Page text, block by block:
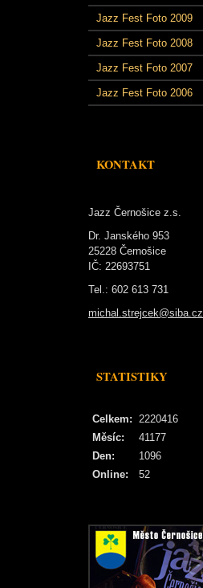
Jazz Fest Foto 2009
Jazz Fest Foto 2008
Jazz Fest Foto 2007
Jazz Fest Foto 2006
KONTAKT
Jazz Černošice z.s.
Dr. Janského 953
25228 Černošice
IČ: 22693751
Tel.: 602 613 731
michal.strejcek@siba.cz
STATISTIKY
Online: 52
Celkem: 2220416
Měsíc:
41177
Den:
1096